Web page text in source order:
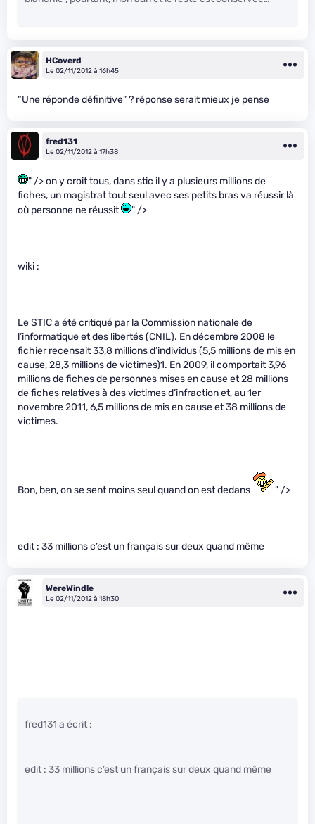
HCoverd
Le 02/11/2012 à 16h45
“Une réponde définitive” ? réponse serait mieux je pense
fred131
Le 02/11/2012 à 17h38
" /> on y croit tous, dans stic il y a plusieurs millions de
fiches, un magistrat tout seul avec ses petits bras va réussir là
où personne ne réussit
" />
wiki :
Le STIC a été critiqué par la Commission nationale de
l’informatique et des libertés (CNIL). En décembre 2008 le
fichier recensait 33,8 millions d’individus (5,5 millions de mis en
cause, 28,3 millions de victimes)1. En 2009, il comportait 3,96
millions de fiches de personnes mises en cause et 28 millions
de fiches relatives à des victimes d’infraction et, au 1er
novembre 2011, 6,5 millions de mis en cause et 38 millions de
victimes.
Bon, ben, on se sent moins seul quand on est dedans " />
edit : 33 millions c’est un français sur deux quand même
WereWindle
Le 02/11/2012 à 18h30
fred131 a écrit :
edit : 33 millions c’est un français sur deux quand même